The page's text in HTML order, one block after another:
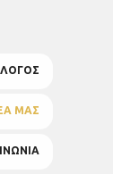
ΜΑΣ